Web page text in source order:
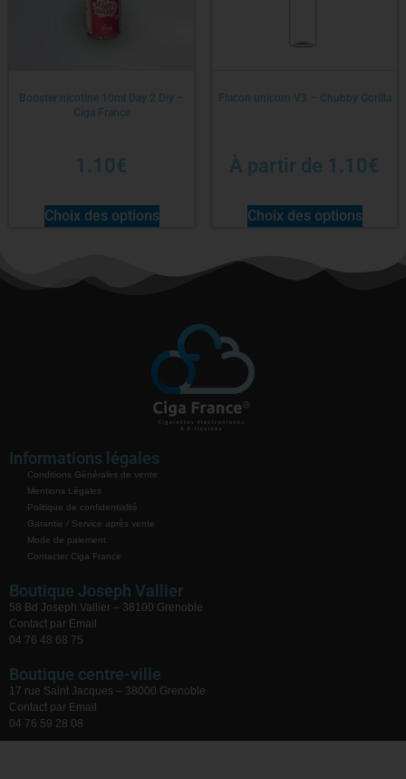
Booster nicotine 10ml Day 2 Diy –
Ciga France
1.10€
Choix des options
Flacon unicorn V3 – Chubby Gorilla
À partir de 1.10€
Choix des options
Informations légales
Conditions Générales de vente
Mentions Légales
Politique de confidentialité
Garantie / Service après vente
Mode de paiement
Contacter Ciga France
Boutique Joseph Vallier
58 Bd Joseph Vallier – 38100 Grenoble
Contact par Email
04 76 48 68 75
Boutique centre-ville
17 rue Saint Jacques – 38000 Grenoble
Contact par Email
04 76 59 28 08